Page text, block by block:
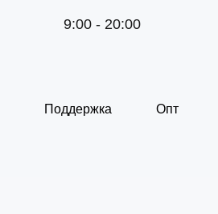
9:00 - 20:00
Поддержка Опт